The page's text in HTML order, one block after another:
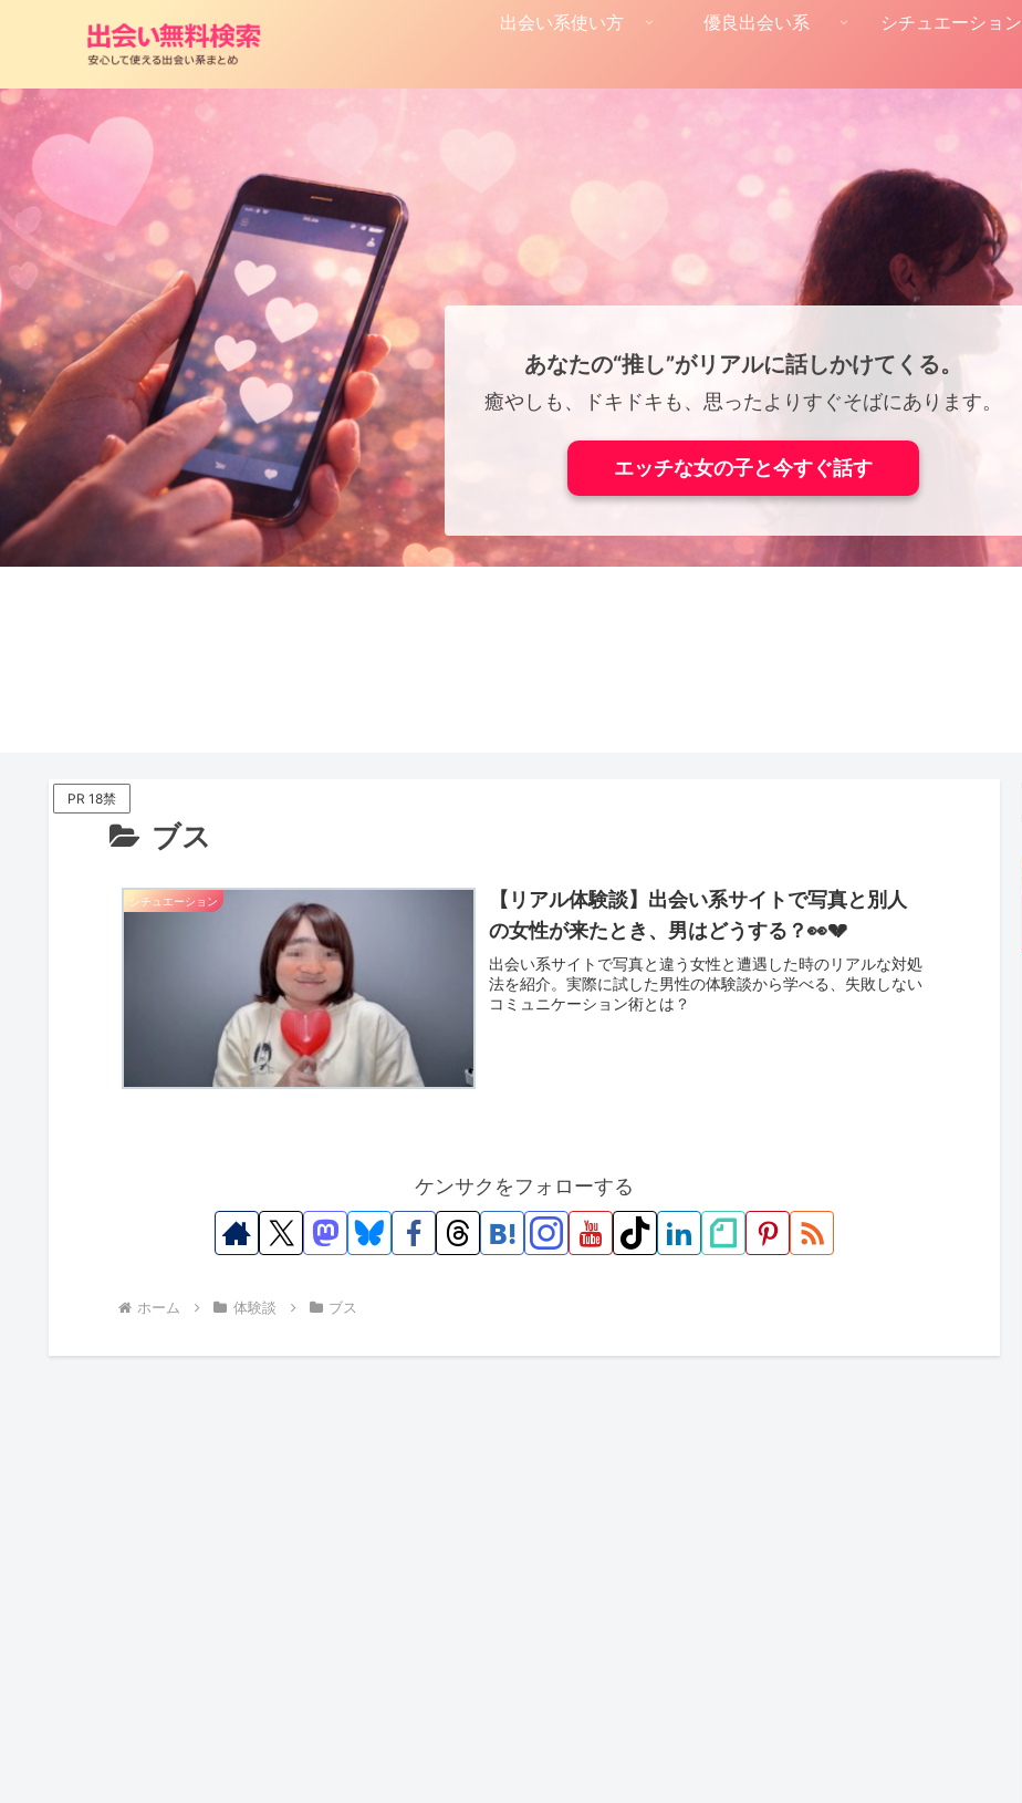
出会い系使い方 優良出会い系 シチュエーション
あなたの“推し”がリアルに話しかけてくる。
癒やしも、ドキドキも、思ったよりすぐそばにあります。
エッチな女の子と今すぐ話す
PR 18禁
ブス
シチュエーション
【リアル体験談】出会い系サイトで写真と別人
の女性が来たとき、男はどうする？👀💔
出会い系サイトで写真と違う女性と遭遇した時のリアルな対処
法を紹介。実際に試した男性の体験談から学べる、失敗しない
コミュニケーション術とは？
ケンサクをフォローする
ホーム 体験談 ブス